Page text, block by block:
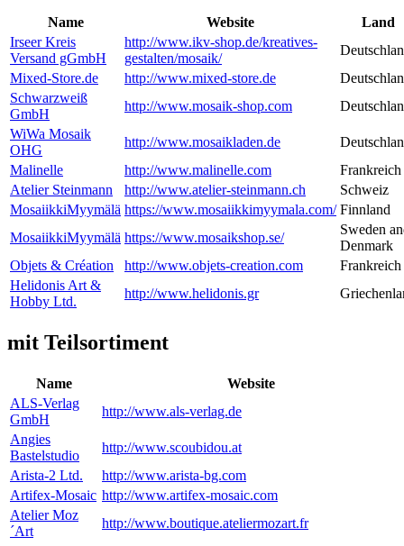
Name Website
Land
Irseer Kreis
Versand gGmbH
http://www.ikv-shop.de/kreatives-
gestalten/mosaik/
Mixed-Store.de
http://www.mixed-store.de
Schwarzweiß
GmbH
http://www.mosaik-shop.com
WiWa Mosaik
OHG
http://www.mosaikladen.de
Malinelle
http://www.malinelle.com
Frankreich
Atelier Steinmann
http://www.atelier-steinmann.ch
Schweiz
MosaiikkiMyymälä https://www.mosaiikkimyymala.com/ Finnland
MosaiikkiMyymälä https://www.mosaikshop.se/
Sweden
Denmark
Objets & Création
http://www.objets-creation.com
Frankreich
Helidonis Art &
Hobby Ltd.
http://www.helidonis.gr
mit Teilsortiment
Name
Website
ALS-Verlag
GmbH
http://www.als-verlag.de
Angies
Bastelstudio
http://www.scoubidou.at
Arista-2 Ltd.
http://www.arista-bg.com
Artifex-Mosaic http://www.artifex-mosaic.com
Atelier Moz
´Art
http://www.boutique.ateliermozart.fr